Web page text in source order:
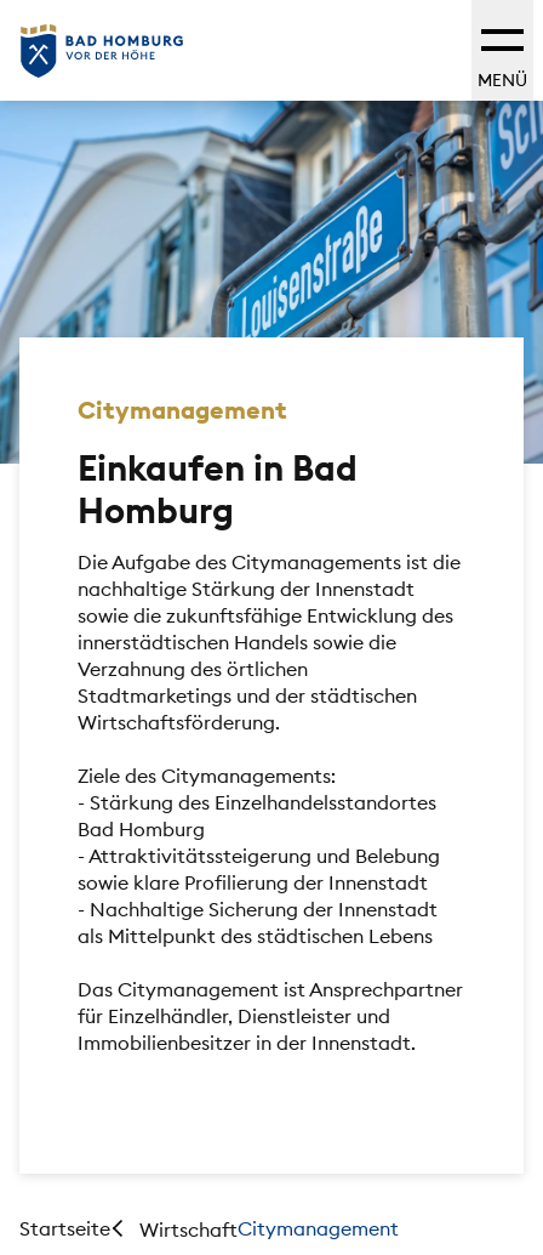
MENÜ
Citymanagement
Einkaufen in Bad
Homburg
Die Aufgabe des Citymanagements ist die
nachhaltige Stärkung der Innenstadt
sowie die zukunftsfähige Entwicklung des
innerstädtischen Handels sowie die
Verzahnung des örtlichen
Stadtmarketings und der städtischen
Wirtschaftsförderung.
Ziele des Citymanagements:
- Stärkung des Einzelhandelsstandortes
Bad Homburg
- Attraktivitätssteigerung und Belebung
sowie klare Profilierung der Innenstadt
- Nachhaltige Sicherung der Innenstadt
als Mittelpunkt des städtischen Lebens
Das Citymanagement ist Ansprechpartner
für Einzelhändler, Dienstleister und
Immobilienbesitzer in der Innenstadt.
Startseite WirtschaftCitymanagement